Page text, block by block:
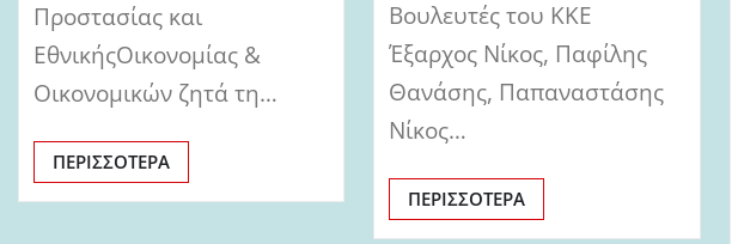
Προστασίας και
ΕθνικήςΟικονομίας &
Οικονομικών ζητά τη…
ΠΕΡΙΣΣΌΤΕΡΑ
Βουλευτές του ΚΚΕ
Έξαρχος Νίκος, Παφίλης
Θανάσης, Παπαναστάσης
Νίκος…
ΠΕΡΙΣΣΌΤΕΡΑ